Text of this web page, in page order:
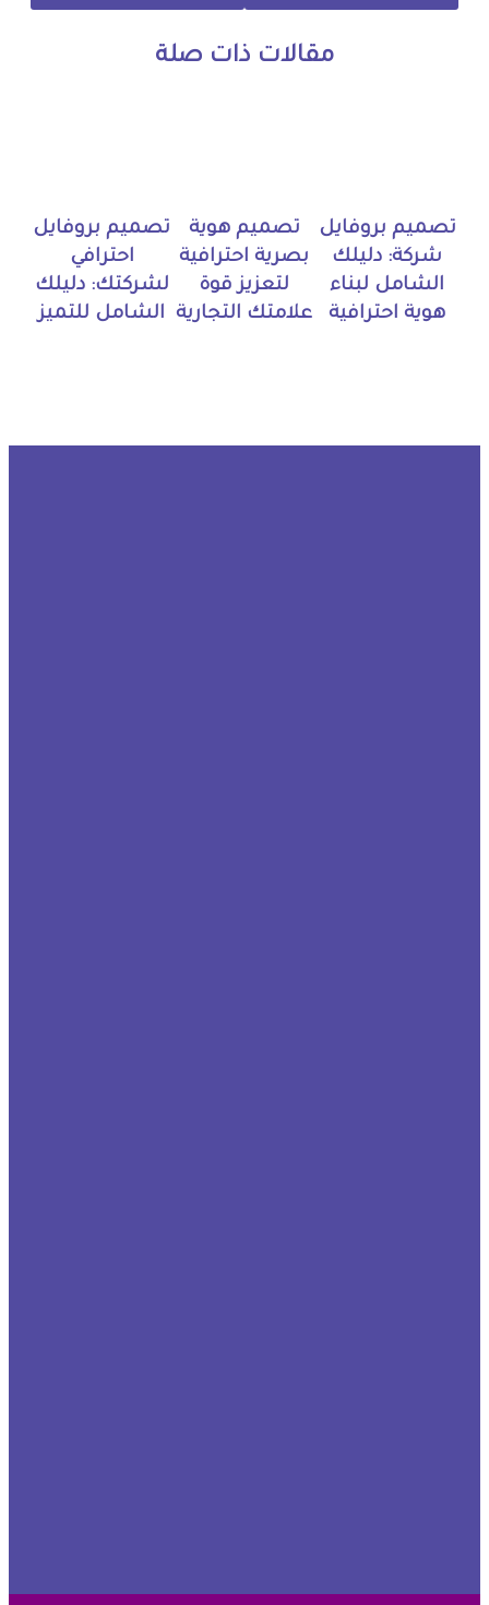
مقالات ذات صلة
تصميم بروفايل
شركة: دليلك
الشامل لبناء
هوية احترافية
تصميم هوية
بصرية احترافية
لتعزيز قوة
علامتك التجارية
تصميم بروفايل
احترافي
لشركتك: دليلك
الشامل للتميز